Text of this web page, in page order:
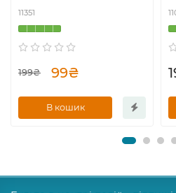
11351
199₴ 99₴
В кошик